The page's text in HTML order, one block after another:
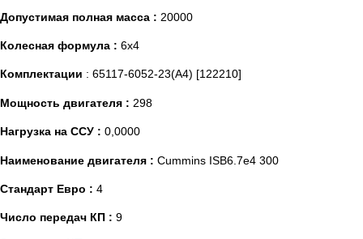
Допустимая полная масса : 20000
Колесная формула : 6х4
Комплектации : 65117-6052-23(А4) [122210]
Мощность двигателя : 298
Нагрузка на ССУ : 0,0000
Наименование двигателя : Cummins ISB6.7e4 300
Стандарт Евро : 4
Число передач КП : 9